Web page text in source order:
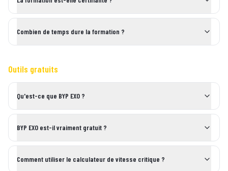
Combien de temps dure la formation ?
Outils gratuits
Qu'est-ce que BYP EXO ?
BYP EXO est-il vraiment gratuit ?
Comment utiliser le calculateur de vitesse critique ?